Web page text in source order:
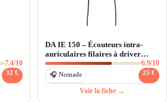
7.4/10
32 €
DA IE 150 – Écouteurs intra-
auriculaires filaires à driver
dynamique
6.9/10
🎧 Nomade 25 €
Voir la fiche →